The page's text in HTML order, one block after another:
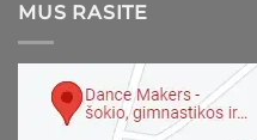
MUS RASITE